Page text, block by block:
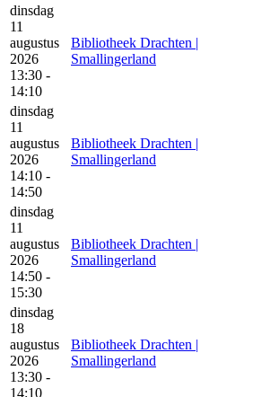
dinsdag
11
augustus
2026
13:30 -
14:10
Bibliotheek Drachten |
Smallingerland
dinsdag
11
augustus
2026
14:10 -
14:50
Bibliotheek Drachten |
Smallingerland
dinsdag
11
augustus
2026
14:50 -
15:30
Bibliotheek Drachten |
Smallingerland
dinsdag
18
augustus
2026
13:30 -
14:10
Bibliotheek Drachten |
Smallingerland